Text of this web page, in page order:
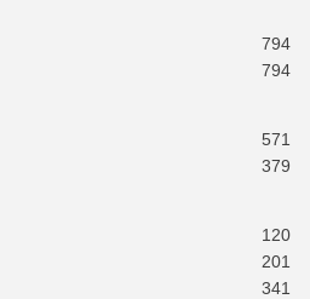
794
794
571
379
120
201
341